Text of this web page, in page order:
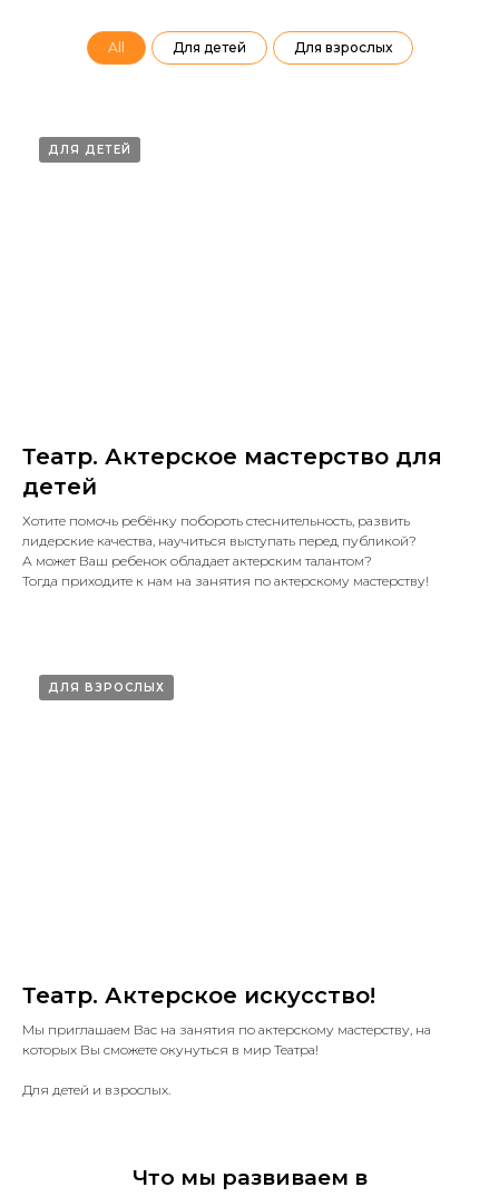
All Для детей Для взрослых
ДЛЯ ДЕТЕЙ
Театр. Актерское мастерство для
детей
Хотите помочь ребёнку побороть стеснительность, развить
лидерские качества, научиться выступать перед публикой?
А может Ваш ребенок обладает актерским талантом?
Тогда приходите к нам на занятия по актерскому мастерству!
ДЛЯ ВЗРОСЛЫХ
Театр. Актерское искусство!
Мы приглашаем Вас на занятия по актерскому мастерству, на
которых Вы сможете окунуться в мир Театра!
Для детей и взрослых.
Что мы развиваем в